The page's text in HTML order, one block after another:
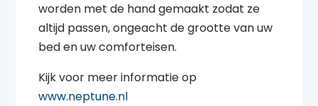
worden met de hand gemaakt zodat ze
altijd passen, ongeacht de grootte van uw
bed en uw comforteisen.
Kijk voor meer informatie op
www.neptune.nl